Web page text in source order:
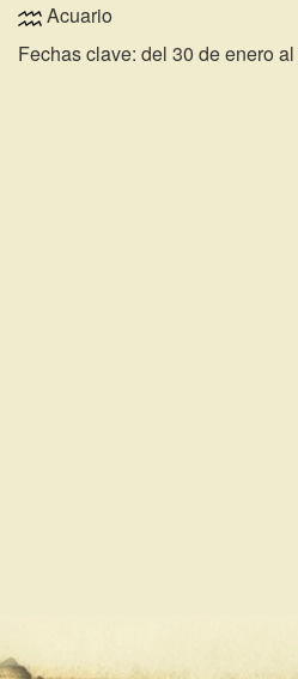
Acuario
Fechas clave: del 30 de enero